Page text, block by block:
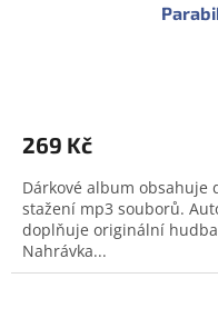
269 Kč
Dárkové album obsahuje
stažení mp3 souborů.
doplňuje originální hudba
Nahrávka...